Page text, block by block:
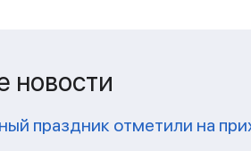
новости
праздник отметили на